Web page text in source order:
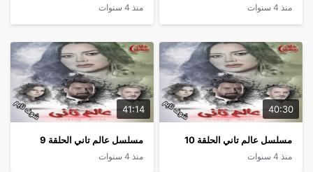
منذ 4 سنوات منذ 4 سنوات
40:30
مسلسل عالم تاني الحلقة 10
منذ 4 سنوات
41:14
مسلسل عالم تاني الحلقة 9
منذ 4 سنوات